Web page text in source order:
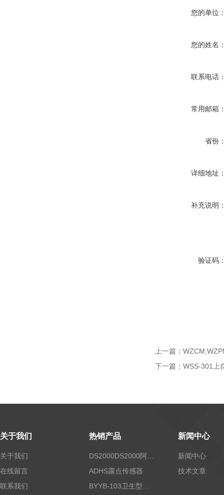
您的单位
您的姓名
联系电话
常用邮箱
省份
详细地址
补充说明
验证码
上一篇：
下一篇： WSS-301上
关于我们
关于我们
在线留言
联系我们
热销产品
ADHS露点传感器
新闻中心
新闻中心
技术文章